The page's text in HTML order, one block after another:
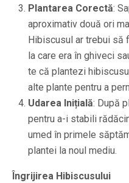
Plantarea Corectă:
aproximativ două ori
Hibiscusul ar trebui să
la care era în ghiveci
te că plantezi
alte plante pentru a
Udarea Inițială: După
pentru a-i stabili
umed în primele
plantei la noul mediu.
Îngrijirea Hibiscusului